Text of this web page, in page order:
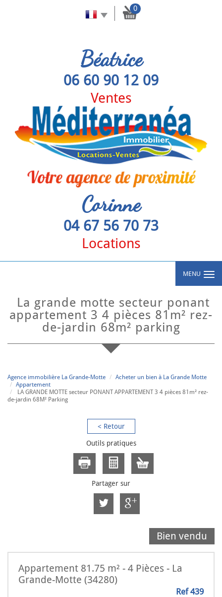
0
Béatrice
06 60 90 12 09
Ventes
Corinne
04 67 56 70 73
Locations
MENU
la grande motte secteur ponant
appartement 3 4 pièces 81m² rez-
de-jardin 68m² parking
Agence immobilière La Grande-Motte
Acheter un bien à La Grande Motte
Appartement
LA GRANDE MOTTE secteur PONANT APPARTEMENT 3 4 pièces 81m² rez-
de-jardin 68M² Parking
< Retour
Outils pratiques
Partager sur
Bien vendu
Appartement 81.75 m² - 4 Pièces - La
Grande-Motte (34280)
Ref 439